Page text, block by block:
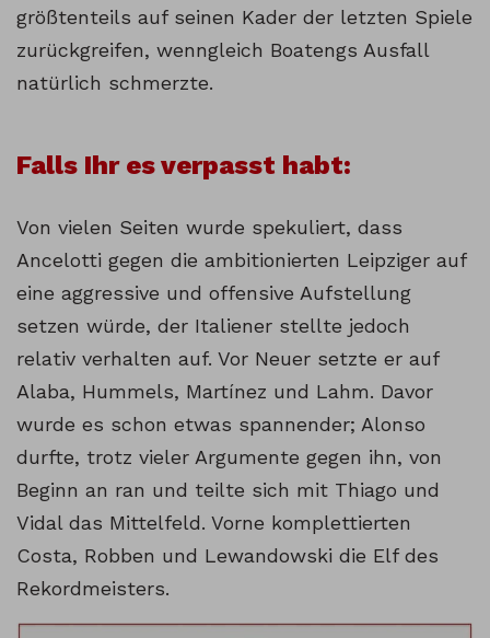
größtenteils auf seinen Kader der letzten Spiele
zurückgreifen, wenngleich Boatengs Ausfall
natürlich schmerzte.
Falls Ihr es verpasst habt:
Von vielen Seiten wurde spekuliert, dass
Ancelotti gegen die ambitionierten Leipziger auf
eine aggressive und offensive Aufstellung
setzen würde, der Italiener stellte jedoch
relativ verhalten auf. Vor Neuer setzte er auf
Alaba, Hummels, Martínez und Lahm. Davor
wurde es schon etwas spannender; Alonso
durfte, trotz vieler Argumente gegen ihn, von
Beginn an ran und teilte sich mit Thiago und
Vidal das Mittelfeld. Vorne komplettierten
Costa, Robben und Lewandowski die Elf des
Rekordmeisters.